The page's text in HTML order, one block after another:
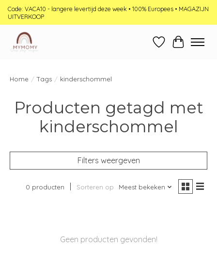
Code: VACA10 - langere levertijd deze week • 100% Europees • MAGAZIJN
UITVERKOOP
Verlanglijst
Home / Tags / kinderschommel
Producten getagd met
kinderschommel
Filters weergeven
0 producten Sorteren op Meest bekeken
Geen producten gevonden!